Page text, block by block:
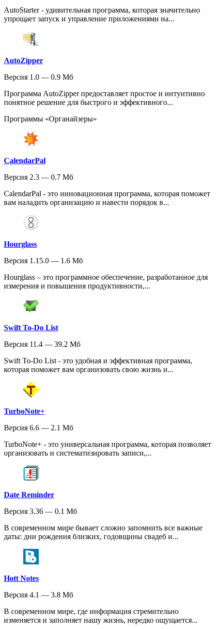
AutoStarter - удивительная программа, которая значительно
упрощает запуск и управление приложениями на...
AutoZipper
Версия 1.0 — 0.9 Мб
Программа AutoZipper предоставляет простое и интуитивно
понятное решение для быстрого и эффективного...
Программы «Органайзеры»
CalendarPal
Версия 2.3 — 0.7 Мб
CalendarPal - это инновационная программа, которая поможет
вам наладить организацию и навести порядок в...
Hourglass
Версия 1.15.0 — 1.6 Мб
Hourglass – это программное обеспечение, разработанное для
измерения и повышения продуктивности,...
Swift To-Do List
Версия 11.4 — 39.2 Мб
Swift To-Do List - это удобная и эффективная программа,
которая поможет вам организовать свою жизнь и...
TurboNote+
Версия 6.6 — 2.1 Мб
TurboNote+ - это универсальная программа, которая позволяет
организовать и систематизировать записи,...
Date Reminder
Версия 3.36 — 0.1 Мб
В современном мире бывает сложно запомнить все важные
даты: дни рождения близких, годовщины свадеб и...
Hott Notes
Версия 4.1 — 3.8 Мб
В современном мире, где информация стремительно
изменяется и заполняет нашу жизнь, нередко ощущается...